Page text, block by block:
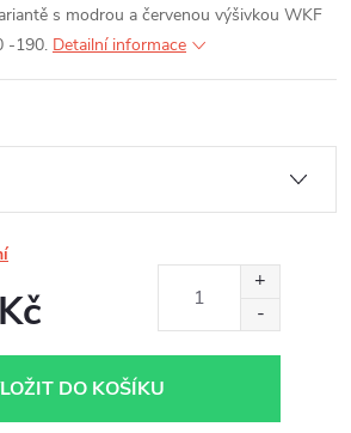
s modrou a červenou výšivkou WKF
-190. Detailní informace
DO KOŠÍKU